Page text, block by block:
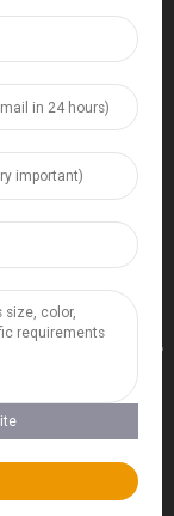
utiliser nos
nous